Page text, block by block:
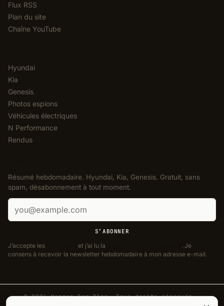
Flux RSS
Plan du site
Chaîne YouTube
Hyundai
Kia
Genesis
Photos espions
Véhicules électriques
N Performance
Rendus
Résumé hebdomadaire. Hyundai, Kia, Genesis. Gratuit, sans
spam, désabonnement à tout moment.
Adresse e-mail
S’ABONNER
J’accepte les et j’ai lu la
. Je
consens à recevoir la newsletter hebdomadaire à mon adresse e-mail.
© 2026 Korean Car Blog. Tous droits réservés.